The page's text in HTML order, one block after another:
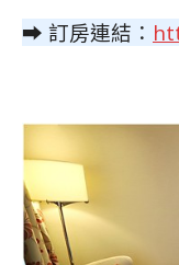
➡ 訂房連結：